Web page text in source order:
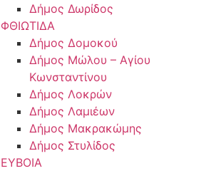
Δήμος Δωρίδος
ΦΘΙΩΤΙΔΑ
Δήμος Δομοκού
Δήμος Μώλου – Αγίου
Κωνσταντίνου
Δήμος Λοκρών
Δήμος Λαμιέων
Δήμος Μακρακώμης
Δήμος Στυλίδος
ΕΥΒΟΙΑ